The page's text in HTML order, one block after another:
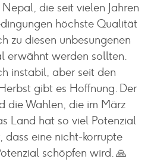
die seit vielen Jahren
höchste Qualität
zu diesen unbesungenen
erwähnt werden sollten.
instabil, aber seit den
gibt es Hoffnung. Der
die Wahlen, die im März
Land hat so viel Potenzial
dass eine nicht-korrupte
schöpfen wird. 🙏